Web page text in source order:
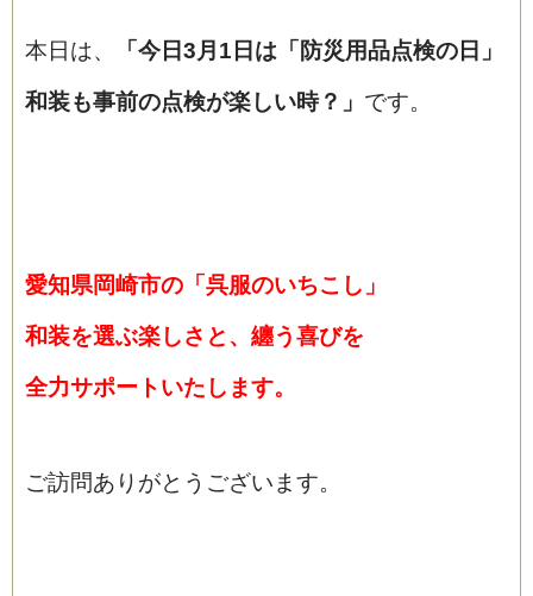
本日は、 「今日3月1日は「防災用品点検の日」
和装も事前の点検が楽しい時？」 です。
愛知県岡崎市の「呉服のいちこし」
和装を選ぶ楽しさと、纏う喜びを
全力サポートいたします。
ご訪問ありがとうございます。